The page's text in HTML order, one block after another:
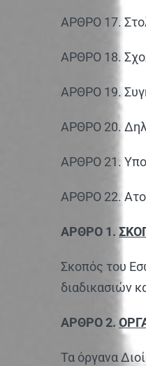
ΑΡΘΡΟ 17.
ΑΡΘΡΟ 18.
ΑΡΘΡΟ 19.
ΑΡΘΡΟ 20.
ΑΡΘΡΟ 21.
ΑΡΘΡΟ 22.
ΑΡΘΡΟ 1.
Σκοπός του
διαδικασιών
ΑΡΘΡΟ 2.
Τα όργανα